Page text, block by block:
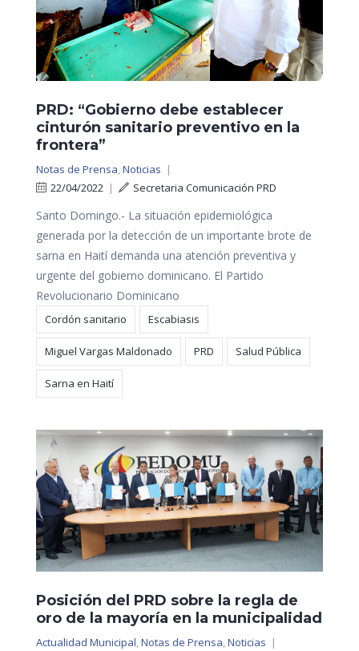
PRD: “Gobierno debe establecer
cinturón sanitario preventivo en la
frontera”
Notas de Prensa,Noticias |
22/04/2022 | Secretaria Comunicación PRD
Santo Domingo.- La situación epidemiológica
generada por la detección de un importante brote de
sarna en Haití demanda una atención preventiva y
urgente del gobierno dominicano. El Partido
Revolucionario Dominicano
Cordón sanitario Escabiasis
Miguel Vargas Maldonado PRD Salud Pública
Sarna en Haití
Posición del PRD sobre la regla de
oro de la mayoría en la municipalidad
Actualidad Municipal,Notas de Prensa,Noticias |